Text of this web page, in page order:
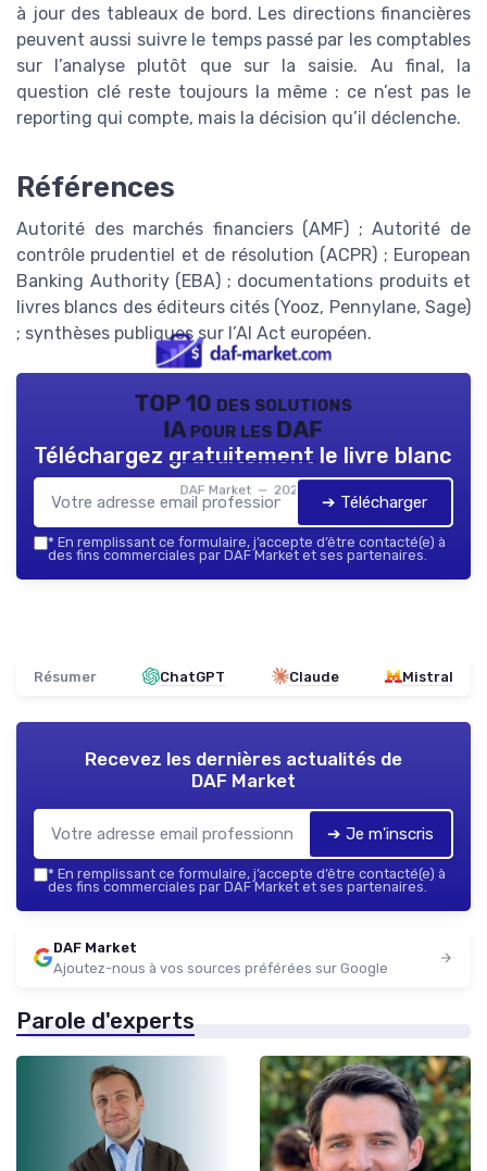
à jour des tableaux de bord. Les directions financières
peuvent aussi suivre le temps passé par les comptables
sur l’analyse plutôt que sur la saisie. Au final, la
question clé reste toujours la même : ce n’est pas le
reporting qui compte, mais la décision qu’il déclenche.
Références
Autorité des marchés financiers (AMF) ; Autorité de
contrôle prudentiel et de résolution (ACPR) ; European
Banking Authority (EBA) ; documentations produits et
livres blancs des éditeurs cités (Yooz, Pennylane, Sage)
; synthèses publiques sur l’AI Act européen.
TOP 10 des solutions
IA pour les DAF
DAF Market — 2026
Téléchargez gratuitement le livre blanc
➔ Télécharger
* En remplissant ce formulaire, j’accepte d’être contacté(e) à
des fins commerciales par DAF Market et ses partenaires.
Résumer ChatGPT Claude Mistral
Recevez les dernières actualités de
DAF Market
➔ Je m'inscris
* En remplissant ce formulaire, j’accepte d’être contacté(e) à
des fins commerciales par DAF Market et ses partenaires.
DAF Market
Ajoutez-nous à vos sources préférées sur Google
Parole d'experts